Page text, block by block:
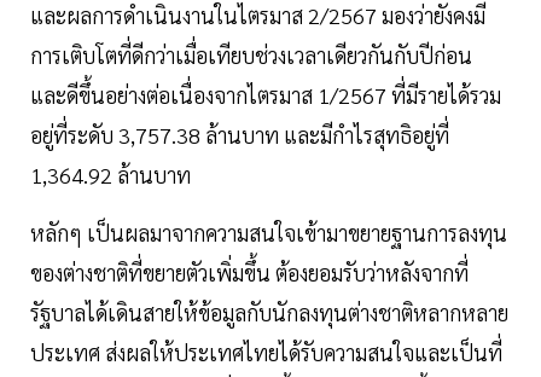
และผลการดำเนินงานในไตรมาส 2/2567 มองว่ายังคงมี
การเติบโตที่ดีกว่าเมื่อเทียบช่วงเวลาเดียวกันกับปีก่อน
และดีขึ้นอย่างต่อเนื่องจากไตรมาส 1/2567 ที่มีรายได้รวม
อยู่ที่ระดับ 3,757.38 ล้านบาท และมีกำไรสุทธิอยู่ที่
1,364.92 ล้านบาท
หลักๆ เป็นผลมาจากความสนใจเข้ามาขยายฐานการลงทุน
ของต่างชาติที่ขยายตัวเพิ่มขึ้น ต้องยอมรับว่าหลังจากที่
รัฐบาลได้เดินสายให้ข้อมูลกับนักลงทุนต่างชาติหลากหลาย
ประเทศ ส่งผลให้ประเทศไทยได้รับความสนใจและเป็นที่